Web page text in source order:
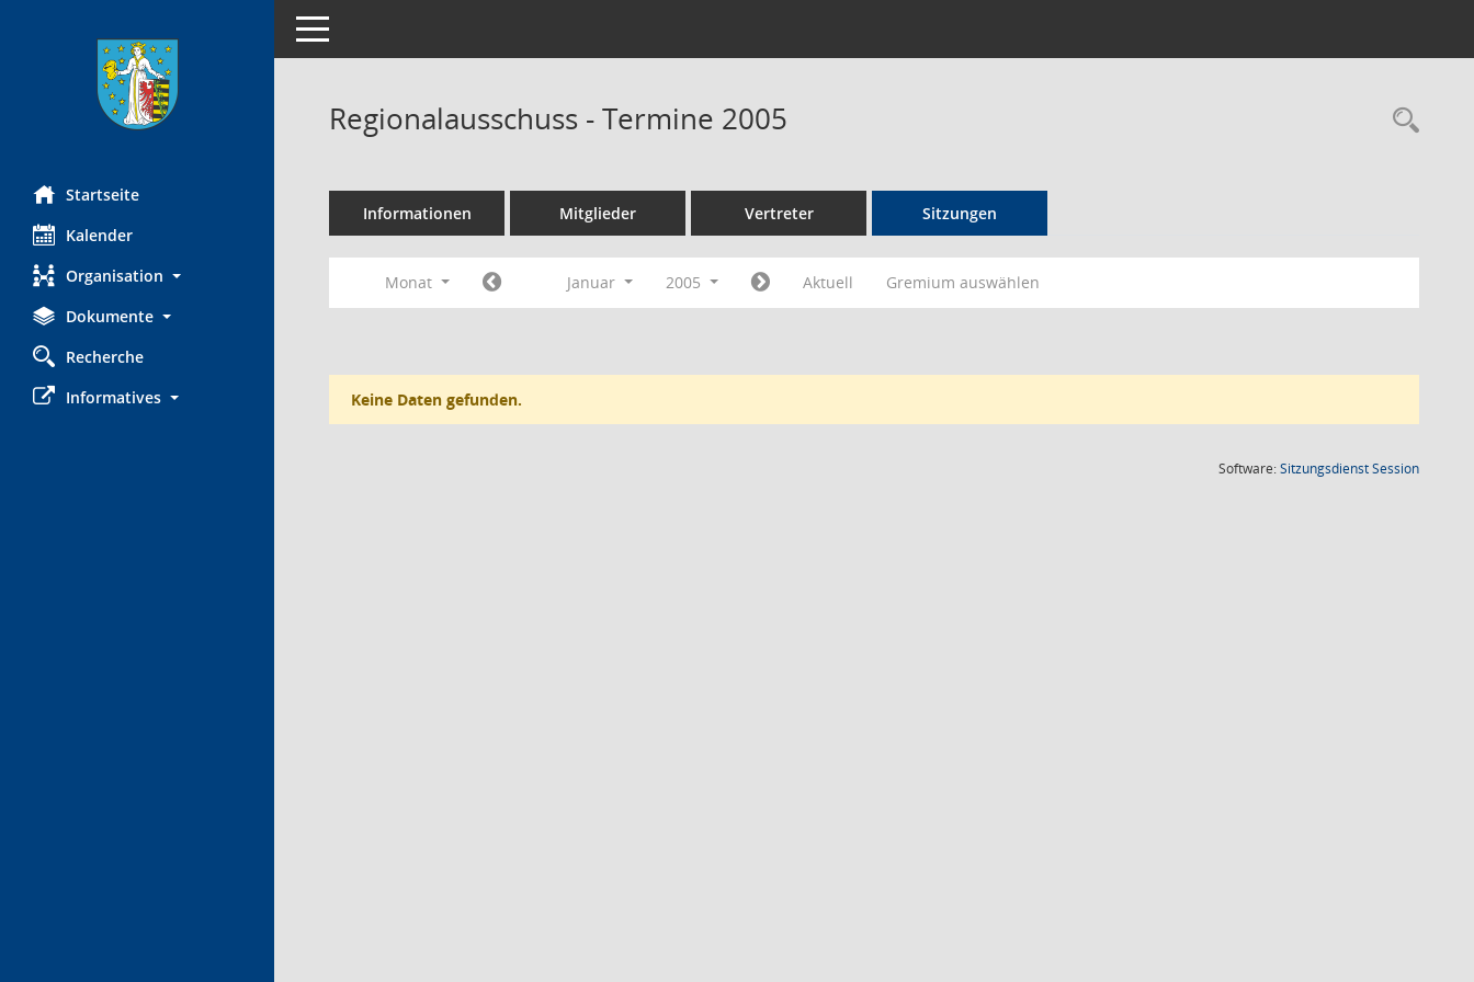
Startseite
Kalender
Organisation
Dokumente
Recherche
Informatives
Toggle navigation
Regionalausschuss - Termine 2005
Informationen Mitglieder Vertreter Sitzungen
Monat Januar 2005 Aktuell Gremium auswählen
Keine Daten gefunden.
Software:SitzungsdienstSession(Wird in